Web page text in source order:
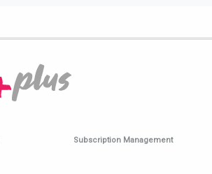
Subscription Management